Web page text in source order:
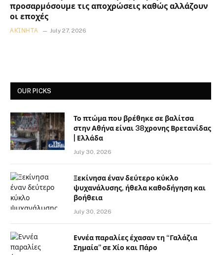
προσαρμόσουμε τις αποχρώσεις καθώς αλλάζουν
οι εποχές
ΑΚΊΝΗΤΑ July 27, 2026
OUR PICKS
Το πτώμα που βρέθηκε σε βαλίτσα
στην Αθήνα είναι 38χρονης Βρετανίδας
| Ελλάδα
July 30, 2026
Ξεκίνησα έναν δεύτερο κύκλο
ψυχανάλυσης, ήθελα καθοδήγηση και
βοήθεια
July 30, 2026
Εννέα παραλίες έχασαν τη “Γαλάζια
Σημαία” σε Χίο και Πάρο